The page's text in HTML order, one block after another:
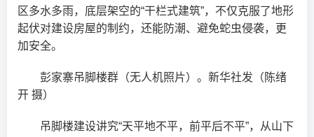
区多水多雨，底层架空的“干栏式建筑”，不仅克服了地形
起伏对建设房屋的制约，还能防潮、避免蛇虫侵袭，更
加安全。
彭家寨吊脚楼群（无人机照片）。新华社发（陈绪
开 摄）
吊脚楼建设讲究“天平地不平，前平后不平”，从山下